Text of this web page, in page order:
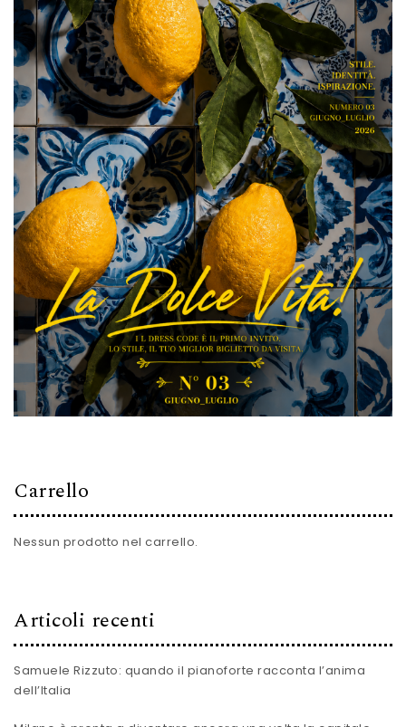
Carrello
Nessun prodotto nel carrello.
Articoli recenti
Samuele Rizzuto: quando il pianoforte racconta l’anima
dell’Italia